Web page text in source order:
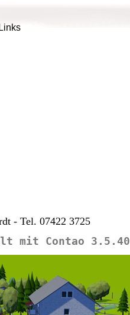
Links
- Tel. 07422 3725
mit Contao 3.5.40